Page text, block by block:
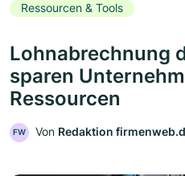
Ressourcen & Tools
Lohnabrechnung
sparen
Ressourcen
FW Von Redaktion